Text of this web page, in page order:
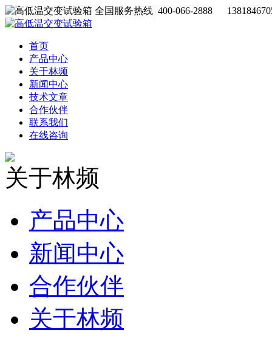
全国服务热线 400-066-2888
首页
产品中心
关于林频
新闻中心
技术文章
合作伙伴
联系我们
在线咨询
关于林频
产品中心
新闻中心
合作伙伴
关于林频